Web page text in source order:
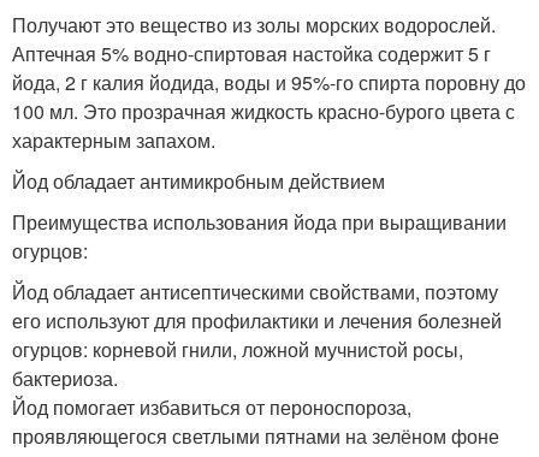
Получают это вещество из золы морских водорослей.
Аптечная 5% водно-спиртовая настойка содержит 5 г
йода, 2 г калия йодида, воды и 95%-го спирта поровну до
100 мл. Это прозрачная жидкость красно-бурого цвета с
характерным запахом.
Йод обладает антимикробным действием
Преимущества использования йода при выращивании
огурцов:
Йод обладает антисептическими свойствами, поэтому
его используют для профилактики и лечения болезней
огурцов: корневой гнили, ложной мучнистой росы,
бактериоза.
Йод помогает избавиться от пероноспороза,
проявляющегося светлыми пятнами на зелёном фоне